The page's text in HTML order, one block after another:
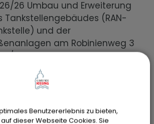
26 Umbau und Erweiterung
Tankstellengebäudes (RAN-
und der
am Robinienweg 3
26 Nutzungänderung der
Räume in eine
und
Balkoneinhausung,
einer Garage und
durch
Benutzererlebnis zu bieten,
dieser Webseite Cookies. Sie